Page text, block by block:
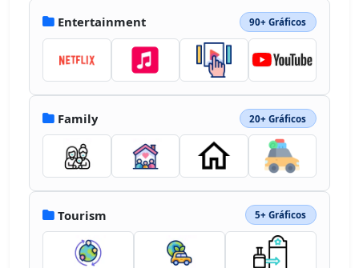
Entertainment 90+ Gráficos
Family 20+ Gráficos
Tourism 5+ Gráficos